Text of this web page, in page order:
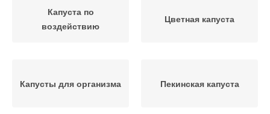
Капуста по
воздействию
Цветная капуста
Капусты для организма Пекинская капуста